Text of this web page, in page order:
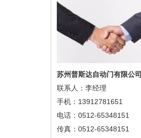
苏州普斯达自动门有限公司
联系人：李经理
手机：13912781651
电话：0512-65348151
传真：0512-65348151